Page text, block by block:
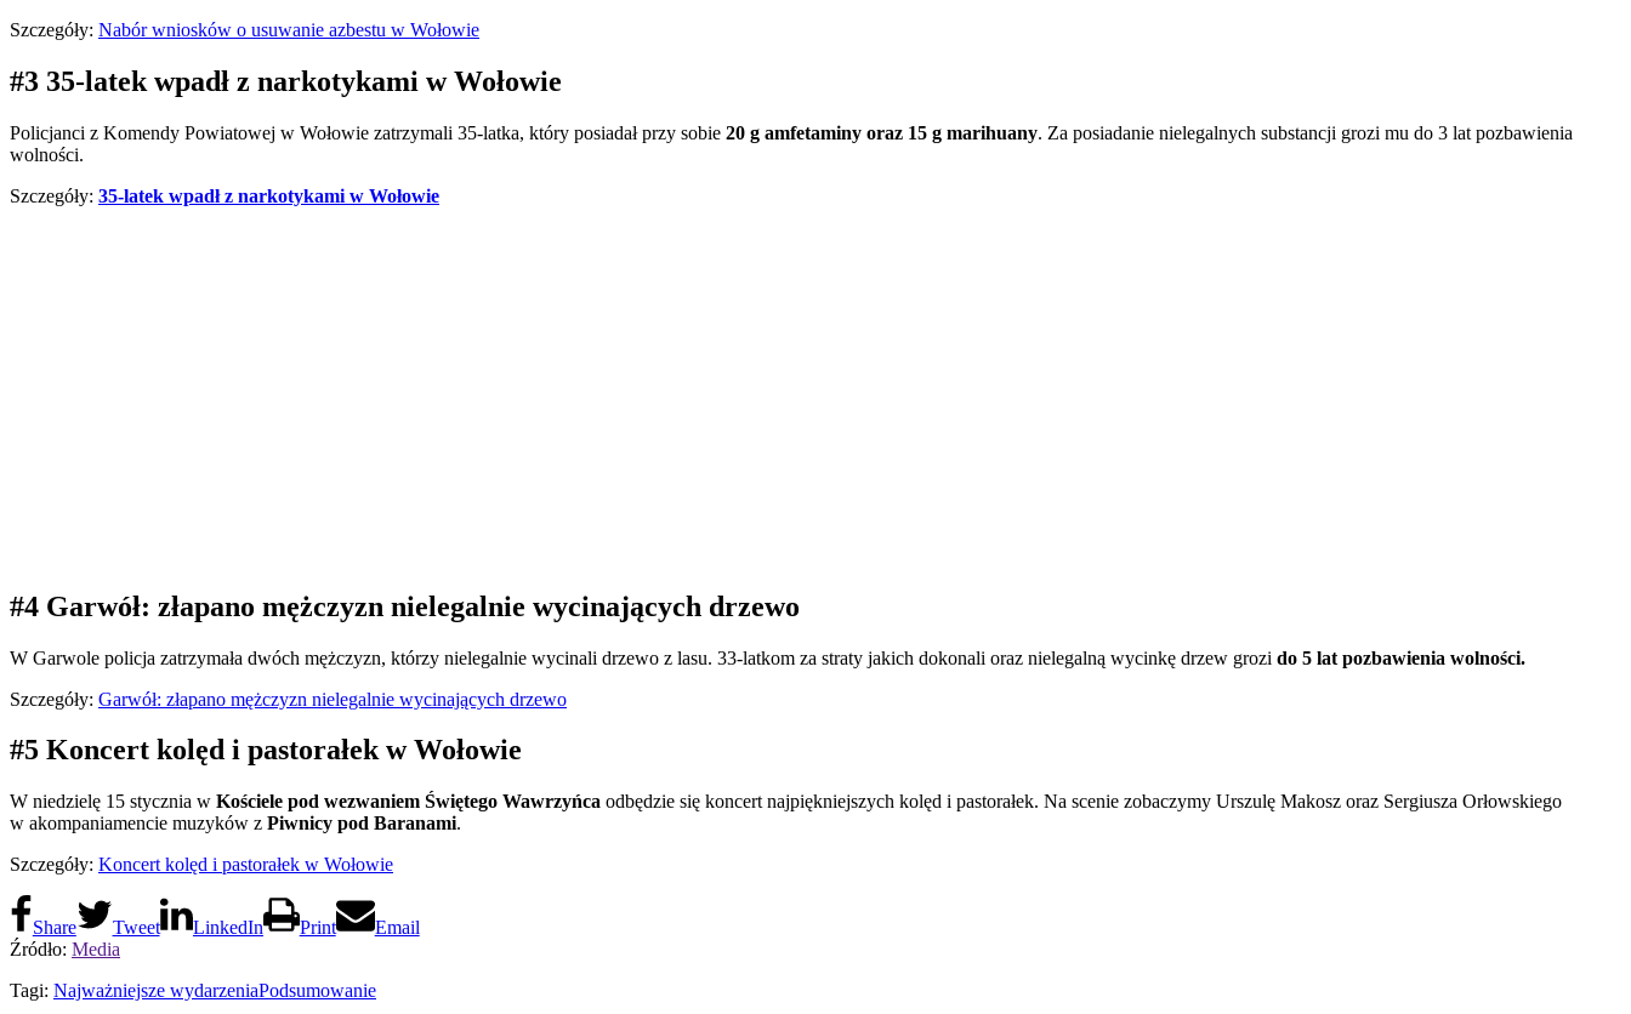
Szczegóły: Nabór wniosków o usuwanie azbestu w Wołowie
#3 35-latek wpadł z narkotykami w Wołowie
Policjanci z Komendy Powiatowej w Wołowie zatrzymali 35-latka, który posiadał przy sobie 20 g amfetaminy oraz 15 g marihuany. Za posiadanie nielegalnych substancji grozi mu do 3 lat pozbawienia
wolności.
Szczegóły: 35-latek wpadł z narkotykami w Wołowie
#4 Garwół: złapano mężczyzn nielegalnie wycinających drzewo
W Garwole policja zatrzymała dwóch mężczyzn, którzy nielegalnie wycinali drzewo z lasu. 33-latkom za straty jakich dokonali oraz nielegalną wycinkę drzew grozi do 5 lat pozbawienia wolności.
Szczegóły: Garwół: złapano mężczyzn nielegalnie wycinających drzewo
#5 Koncert kolęd i pastorałek w Wołowie
W niedzielę 15 stycznia w Kościele pod wezwaniem Świętego Wawrzyńca odbędzie się koncert najpiękniejszych kolęd i pastorałek. Na scenie zobaczymy Urszulę Makosz oraz Sergiusza Orłowskiego
w akompaniamencie muzyków z Piwnicy pod Baranami.
Szczegóły: Koncert kolęd i pastorałek w Wołowie
Share Tweet LinkedIn Print
Email
Źródło: Media
Tagi: Najważniejsze wydarzeniaPodsumowanie